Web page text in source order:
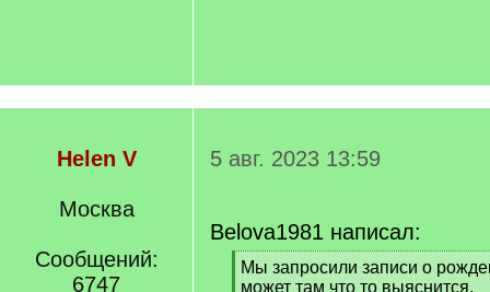
Helen V
Москва
Сообщений:
6747
5 авг. 2023 13:59
Belova1981 написал:
[
q
Мы запросили записи о
может там что то выяснится.